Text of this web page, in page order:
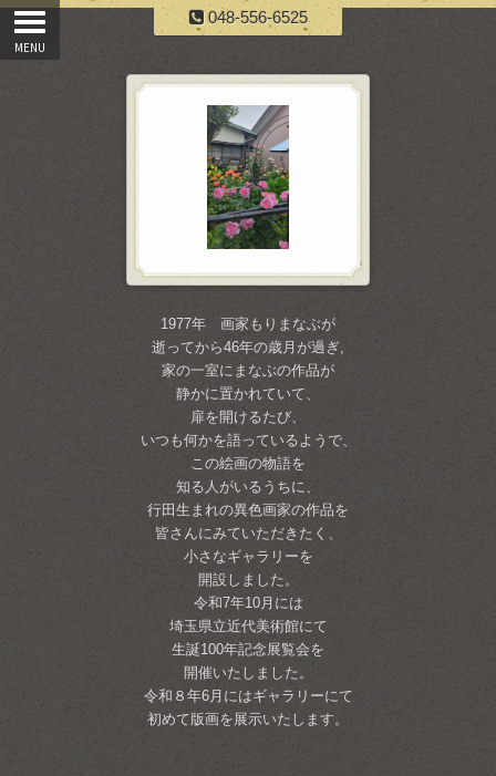
048-556-6525
1977年 画家もりまなぶが
逝ってから46年の歳月が過ぎ,
家の一室にまなぶの作品が
静かに置かれていて、
扉を開けるたび、
いつも何かを語っているようで、
この絵画の物語を
知る人がいるうちに、
行田生まれの異色画家の作品を
皆さんにみていただきたく、
小さなギャラリーを
開設しました。
令和7年10月には
埼玉県立近代美術館にて
生誕100年記念展覧会を
開催いたしました。
令和８年6月にはギャラリーにて
初めて版画を展示いたします。